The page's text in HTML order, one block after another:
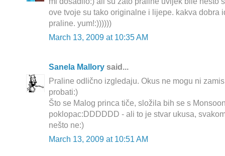
ove tvoje su tako originalne i lijepe. kakva dobra
praline. yum!:))))))
March 13, 2009 at 10:35 AM
Sanela Mallory said...
Praline odlično izgledaju. Okus ne mogu ni
probati:)
Što se Malog princa tiče, složila bih se s
poklopac:DDDDDD - ali to je stvar ukusa,
nešto ne:)
March 13, 2009 at 10:51 AM